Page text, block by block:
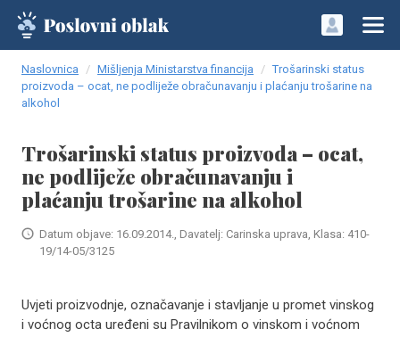
Naslovnica Mišljenja Ministarstva financija
Trošarinski status
proizvoda – ocat, ne podliježe obračunavanju i plaćanju trošarine na
alkohol
Trošarinski status proizvoda – ocat,
ne podliježe obračunavanju i
plaćanju trošarine na alkohol
Datum objave: 16.09.2014., Davatelj: Carinska uprava, Klasa: 410-
19/14-05/3125
Uvjeti proizvodnje, označavanje i stavljanje u promet vinskog
i voćnog octa uređeni su Pravilnikom o vinskom i voćnom